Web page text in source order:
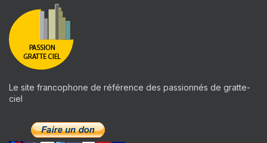
Le site francophone de référence des passionnés de gratte-
ciel